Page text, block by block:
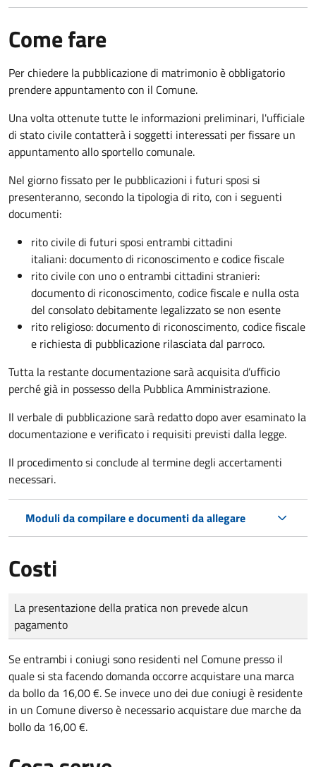
Come fare
Per chiedere la pubblicazione di matrimonio è obbligatorio
prendere appuntamento con il Comune.
Una volta ottenute tutte le informazioni preliminari, l'ufficiale
di stato civile contatterà i soggetti interessati per fissare un
appuntamento allo sportello comunale.
Nel giorno fissato per le pubblicazioni i futuri sposi si
presenteranno, secondo la tipologia di rito, con i seguenti
documenti:
rito civile di futuri sposi entrambi cittadini
italiani: documento di riconoscimento e codice fiscale
rito civile con uno o entrambi cittadini stranieri:
documento di riconoscimento, codice fiscale e nulla osta
del consolato debitamente legalizzato se non esente
rito religioso: documento di riconoscimento, codice fiscale
e richiesta di pubblicazione rilasciata dal parroco.
Tutta la restante documentazione sarà acquisita d’ufficio
perché già in possesso della Pubblica Amministrazione.
Il verbale di pubblicazione sarà redatto dopo aver esaminato la
documentazione e verificato i requisiti previsti dalla legge.
Il procedimento si conclude al termine degli accertamenti
necessari.
Moduli da compilare e documenti da allegare
Costi
Tipo di pagamento
Importo
La presentazione della pratica non prevede alcun
pagamento
Se entrambi i coniugi sono residenti nel Comune presso il
quale si sta facendo domanda occorre acquistare una marca
da bollo da 16,00 €. Se invece uno dei due coniugi è residente
in un Comune diverso è necessario acquistare due marche da
bollo da 16,00 €.